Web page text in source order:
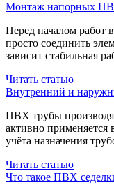
Монтаж напорных
Перед началом работ
просто соединить
зависит стабильная
Читать статью
Внутренний и
ПВХ трубы
активно применяется
учёта назначения
Читать статью
Что такое ПВХ